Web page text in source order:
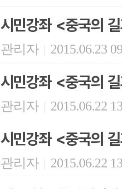
시민강좌 <중국의
관리자 | 2015.06.23
시민강좌 <중국의
관리자 | 2015.06.22
시민강좌 <중국의
관리자 | 2015.06.22